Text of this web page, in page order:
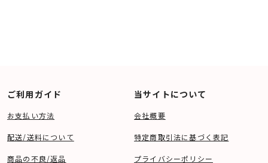
RX-V4A ユーザーガイドダウンロード [6.5MB]
ご利用ガイド
お支払い方法
配送/送料について
商品の不良/返品
当サイトについて
会社概要
特定商取引法に基づく表記
プライバシーポリシー